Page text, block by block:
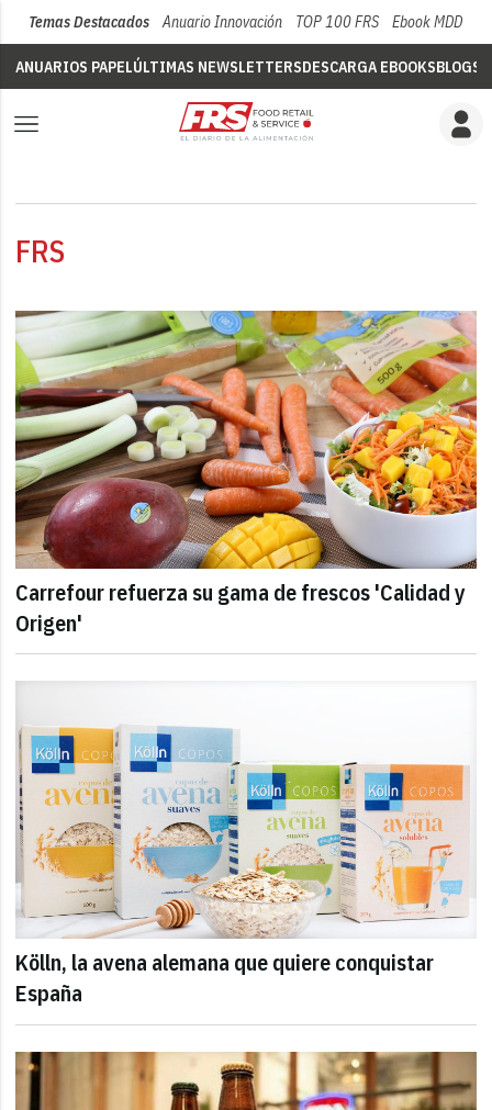
Temas Destacados Anuario Innovación TOP 100 FRS Ebook MDD
ANUARIOS PAPELÚLTIMAS NEWSLETTERSDESCARGA EBOOKSBLOGS
FRS
Carrefour refuerza su gama de frescos 'Calidad y
Origen'
Kölln, la avena alemana que quiere conquistar
España